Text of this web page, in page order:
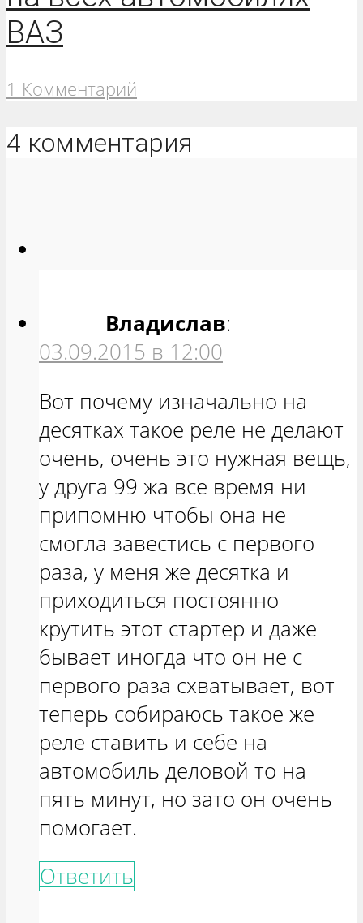
ВАЗ
1 Комментарий
4 комментария
Владислав:
03.09.2015 в 12:00
Вот почему изначально на
десятках такое реле не делают
очень, очень это нужная вещь,
у друга 99 жа все время ни
припомню чтобы она не
смогла завестись с первого
раза, у меня же десятка и
приходиться постоянно
крутить этот стартер и даже
бывает иногда что он не с
первого раза схватывает, вот
теперь собираюсь такое же
реле ставить и себе на
автомобиль деловой то на
пять минут, но зато он очень
помогает.
Ответить